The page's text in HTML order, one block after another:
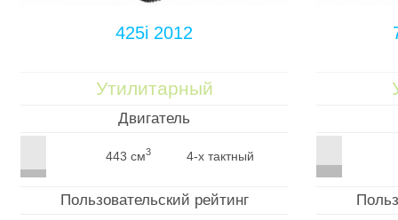
425i 2012
Утилитарный
Двигатель
443 см3 4-х тактный
Пользовательский рейтинг